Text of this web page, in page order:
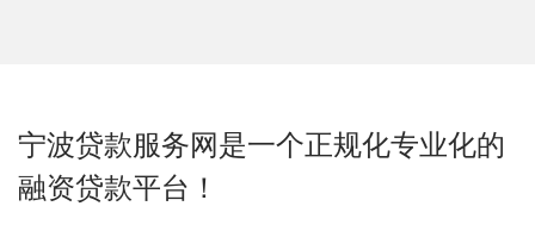
宁波贷款服务网是一个正规化专业化的
融资贷款平台！